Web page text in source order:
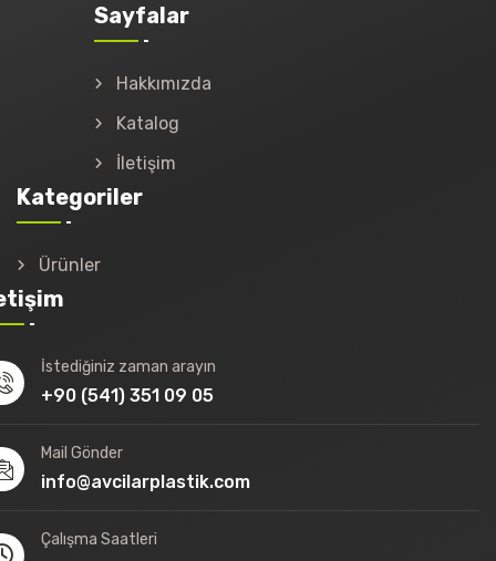
Sayfalar
Hakkımızda
Katalog
İletişim
Kategoriler
Ürünler
İstediğiniz zaman arayın
+90 (541) 351 09 05
Mail Gönder
info@avcilarplastik.com
Çalışma Saatleri